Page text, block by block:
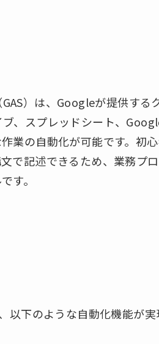
）は、Googleが提供する
、スプレッドシート、
業の自動化が可能です。初
で記述できるため、業務プ
す。
以下のような自動化機能が実